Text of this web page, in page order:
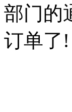
部门的
订单了!